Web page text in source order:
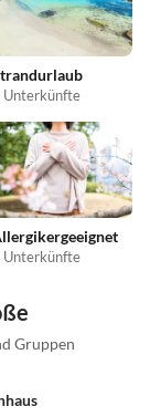
Unterkünfte
Unterkünfte
Gruppen